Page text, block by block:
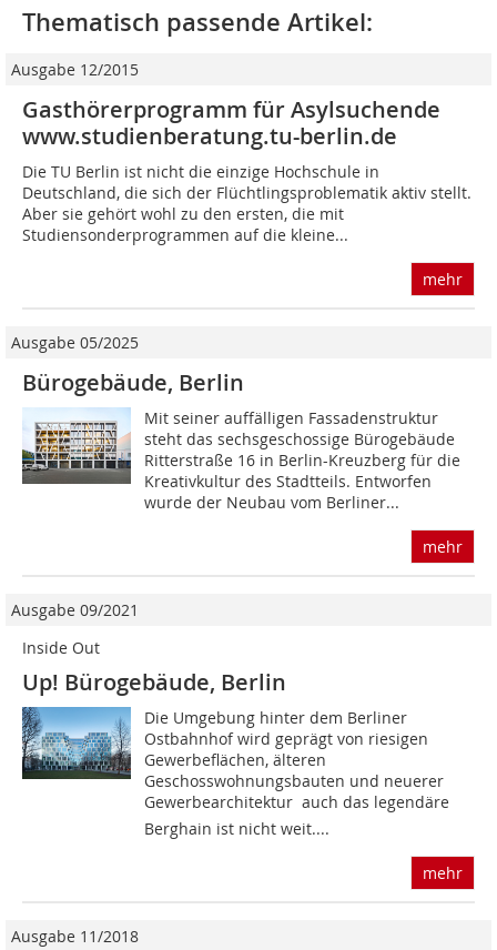
Thematisch passende Artikel:
Ausgabe 12/2015
Gasthörerprogramm für Asylsuchende
www.studienberatung.tu-berlin.de
Die TU Berlin ist nicht die einzige Hochschule in
Deutschland, die sich der Flüchtlingsproblematik aktiv stellt.
Aber sie gehört wohl zu den ersten, die mit
Studiensonderprogrammen auf die kleine...
mehr
Ausgabe 05/2025
Bürogebäude, Berlin
Mit seiner auffälligen Fassadenstruktur
steht das sechsgeschossige Bürogebäude
Ritterstraße 16 in Berlin-Kreuzberg für die
Kreativkultur des Stadtteils. Entworfen
wurde der Neubau vom Berliner...
mehr
Ausgabe 09/2021
Inside Out
Up! Bürogebäude, Berlin
Die Umgebung hinter dem Berliner
Ostbahnhof wird geprägt von riesigen
Gewerbeflächen, älteren
Geschosswohnungsbauten und neuerer
Gewerbearchitektur  auch das legendäre
Berghain ist nicht weit....
mehr
Ausgabe 11/2018